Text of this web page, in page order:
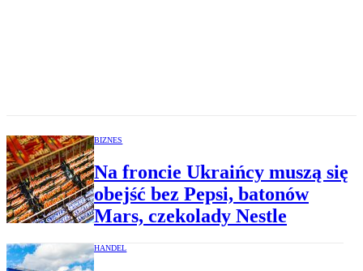
BIZNES
Na froncie Ukraińcy muszą się
obejść bez Pepsi, batonów
Mars, czekolady Nestle
HANDEL